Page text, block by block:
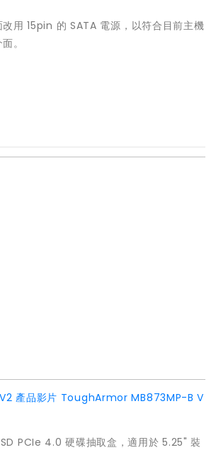
用 15pin 的 SATA 電源，以符合目前主機
。
產品影片 ToughArmor MB873MP-B V
PCIe 4.0 硬碟抽取盒，適用於 5.25" 裝